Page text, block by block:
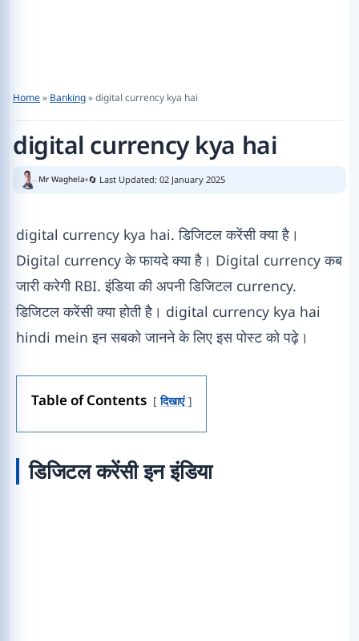
Home» Banking»digital currency kya hai
digital currency kya hai
Mr Waghela 🔄 Last Updated: 02 January 2025
digital currency kya hai. डिजिटल करेंसी क्या है।
Digital currency के फायदे क्या है। Digital currency कब
जारी करेगी RBI. इंडिया की अपनी डिजिटल currency.
डिजिटल करेंसी क्या होती है। digital currency kya hai
hindi mein इन सबको जानने के लिए इस पोस्ट को पढ़े।
Table of Contents दिखाएं
डिजिटल करेंसी इन इंडिया